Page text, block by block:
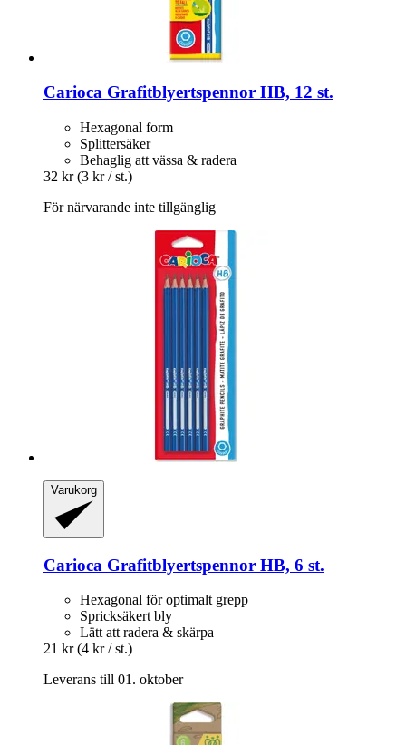
Carioca Grafitblyertspennor HB, 12 st.
Hexagonal form
Splittersäker
Behaglig att vässa & radera
32 kr (3 kr / st.)
För närvarande inte tillgänglig
Varukorg
Carioca Grafitblyertspennor HB, 6 st.
Hexagonal för optimalt grepp
Spricksäkert bly
Lätt att radera & skärpa
21 kr (4 kr / st.)
Leverans till 01. oktober